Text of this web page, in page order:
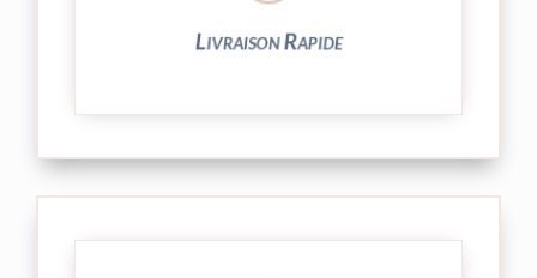
Livraison Rapide